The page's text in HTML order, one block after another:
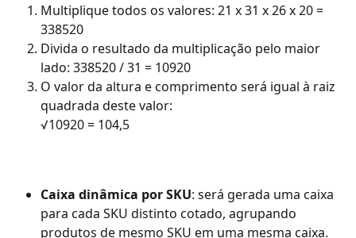
Multiplique todos os valores: 21 x 31 x 26 x 20 =
338520
Divida o resultado da multiplicação pelo maior
lado: 338520 / 31 = 10920
O valor da altura e comprimento será igual à raiz
quadrada deste valor:
√10920 = 104,5
Caixa dinâmica por SKU: será gerada uma caixa
para cada SKU distinto cotado, agrupando
produtos de mesmo SKU em uma mesma caixa.